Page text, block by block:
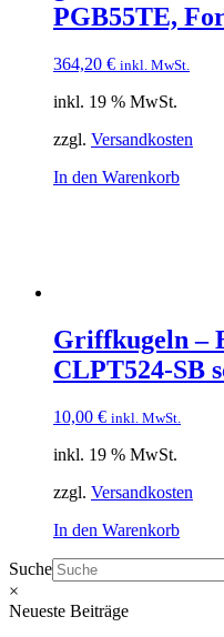
PGB55TE,
364,20 € inkl. MwSt.
inkl. 19 % MwSt.
zzgl. Versandkosten
In den Warenkorb
Griffkugeln –
CLPT524-SB
10,00 € inkl. MwSt.
inkl. 19 % MwSt.
zzgl. Versandkosten
In den Warenkorb
Suche
×
Neueste Beiträge